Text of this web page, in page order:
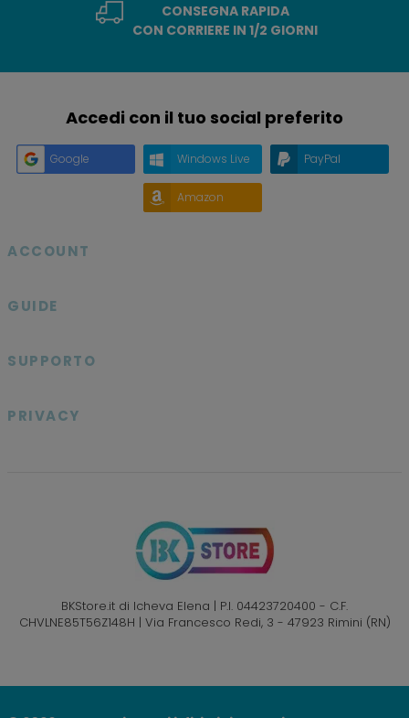
CONSEGNA RAPIDA
CON CORRIERE IN 1/2 GIORNI
Accedi con il tuo social preferito
Google Windows Live PayPal
Amazon
ACCOUNT
GUIDE
SUPPORTO
PRIVACY
BKStore.it di Icheva Elena | P.I. 04423720400 - C.F.
CHVLNE85T56Z148H | Via Francesco Redi, 3 - 47923 Rimini (RN)